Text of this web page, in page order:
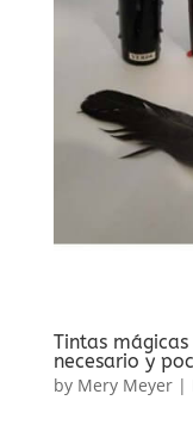
Tintas
necesario y
by Mery Meyer|